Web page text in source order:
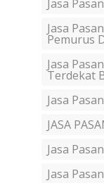
Jasa
Jasa
Pemurus
Jasa
Terdekat
Jasa
JASA
Jasa
Jasa